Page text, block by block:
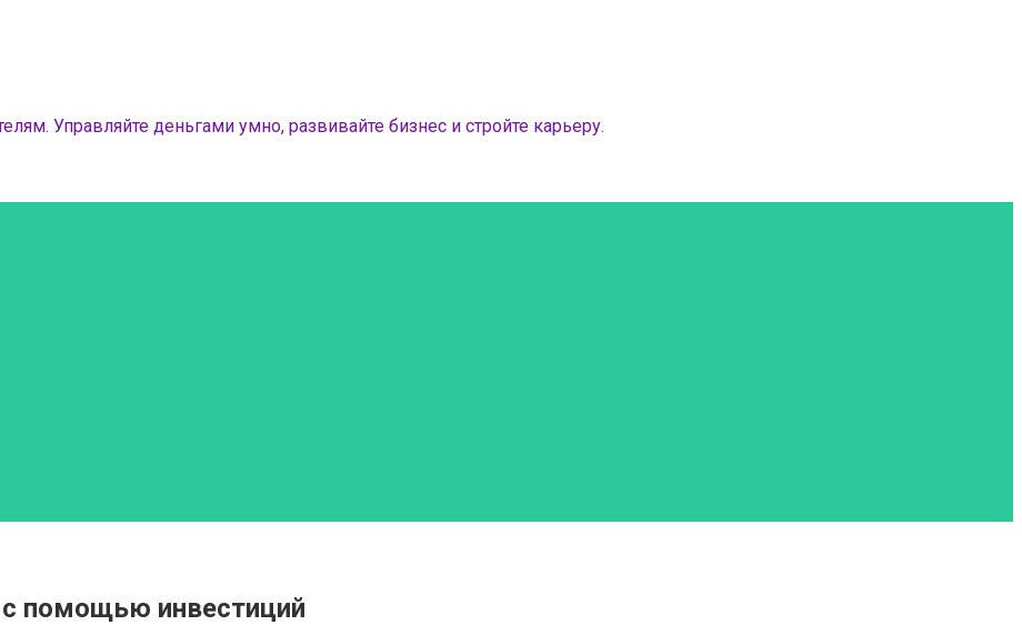
Управляйте деньгами умно, развивайте бизнес и стройте карьеру.
помощью инвестиций